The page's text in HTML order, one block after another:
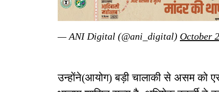
— ANI Digital (@ani_digital) October
उन्होंने(आयोग) बड़ी चालाकी से असम को